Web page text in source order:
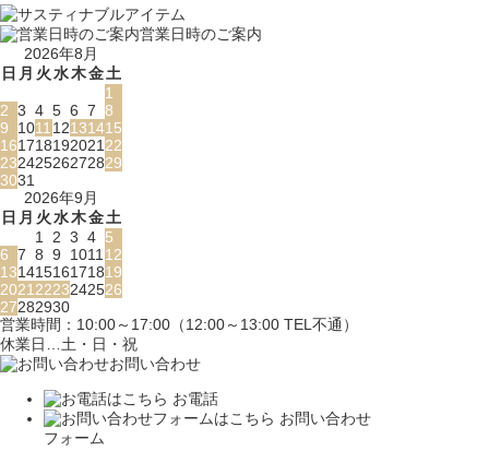
営業日時のご案内
2026年8月
日 月 火水木金土
1
2 3 4 5 6 7 8
9
101112131415
16171819202122
23242526272829
3031
2026年9月
日 月 火水木金土
1 2 3 4 5
6 7 8 9 101112
13141516171819
20212223242526
27282930
営業時間：10:00～17:00（12:00～13:00 TEL不通）
休業日…土・日・祝
お問い合わせ
お電話
お問い合わせ
フォーム